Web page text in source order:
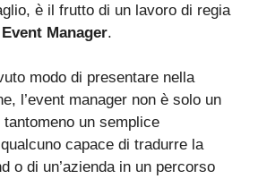
è il frutto di un lavoro di regia
Event Manager.
modo di presentare nella
l’event manager non è solo un
un semplice
capace di tradurre la
o di un’azienda in un percorso